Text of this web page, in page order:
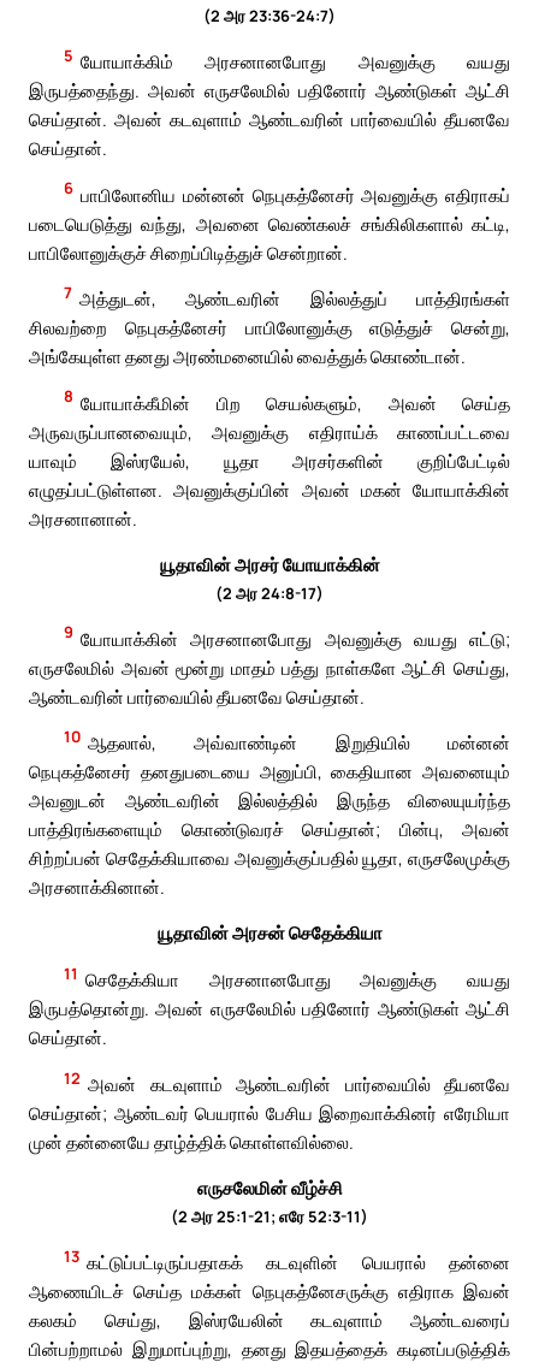
(2 அர 23:36-24:7)
5 யோயாக்கிம் அரசனானபோது அவனுக்கு வயது
இருபத்தைந்து. அவன் எருசலேமில் பதினோர் ஆண்டுகள் ஆட்சி
செய்தான். அவன் கடவுளாம் ஆண்டவரின் பார்வையில் தீயனவே
செய்தான்.
6 பாபிலோனிய மன்னன் நெபுகத்னேசர் அவனுக்கு எதிராகப்
படையெடுத்து வந்து, அவனை வெண்கலச் சங்கிலிகளால் கட்டி,
பாபிலோனுக்குச் சிறைப்பிடித்துச் சென்றான்.
7 அத்துடன், ஆண்டவரின் இல்லத்துப் பாத்திரங்கள்
சிலவற்றை நெபுகத்னேசர் பாபிலோனுக்கு எடுத்துச் சென்று,
அங்கேயுள்ள தனது அரண்மனையில் வைத்துக் கொண்டான்.
8 யோயாக்கீமின் பிற செயல்களும், அவன் செய்த
அருவருப்பானவையும், அவனுக்கு எதிராய்க் காணப்பட்டவை
யாவும் இஸ்ரயேல், யூதா அரசர்களின் குறிப்பேட்டில்
எழுதப்பட்டுள்ளன. அவனுக்குப்பின் அவன் மகன் யோயாக்கின்
அரசனானான்.
யூதாவின் அரசர் யோயாக்கின்
(2 அர 24:8-17)
9 யோயாக்கின் அரசனானபோது அவனுக்கு வயது எட்டு;
எருசலேமில் அவன் மூன்று மாதம் பத்து நாள்களே ஆட்சி செய்து,
ஆண்டவரின் பார்வையில் தீயனவே செய்தான்.
10 ஆதலால், அவ்வாண்டின் இறுதியில் மன்னன்
நெபுகத்னேசர் தனதுபடையை அனுப்பி, கைதியான அவனையும்
அவனுடன் ஆண்டவரின் இல்லத்தில் இருந்த விலையுயர்ந்த
பாத்திரங்களையும் கொண்டுவரச் செய்தான்; பின்பு, அவன்
சிற்றப்பன் செதேக்கியாவை அவனுக்குப்பதில் யூதா, எருசலேமுக்கு
அரசனாக்கினான்.
யூதாவின் அரசன் செதேக்கியா
11 செதேக்கியா அரசனானபோது அவனுக்கு வயது
இருபத்தொன்று. அவன் எருசலேமில் பதினோர் ஆண்டுகள் ஆட்சி
செய்தான்.
12 அவன் கடவுளாம் ஆண்டவரின் பார்வையில் தீயனவே
செய்தான்; ஆண்டவர் பெயரால் பேசிய இறைவாக்கினர் எரேமியா
முன் தன்னையே தாழ்த்திக் கொள்ளவில்லை.
எருசலேமின் வீழ்ச்சி
(2 அர 25:1-21; எரே 52:3-11)
13 கட்டுப்பட்டிருப்பதாகக் கடவுளின் பெயரால் தன்னை
ஆணையிடச் செய்த மக்கள் நெபுகத்னேசருக்கு எதிராக இவன்
கலகம் செய்து, இஸ்ரயேலின் கடவுளாம் ஆண்டவரைப்
பின்பற்றாமல் இறுமாப்புற்று, தனது இதயத்தைக் கடினப்படுத்திக்